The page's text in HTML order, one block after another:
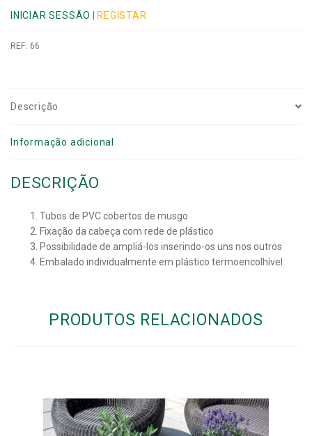
INICIAR SESSÃO REGISTAR
REF: 66
Descrição
Informação adicional
DESCRIÇÃO
Tubos de PVC cobertos de musgo
Fixação da cabeça com rede de plástico
Possibilidade de ampliá-los inserindo-os uns nos outros
Embalado individualmente em plástico termoencolhível
PRODUTOS RELACIONADOS